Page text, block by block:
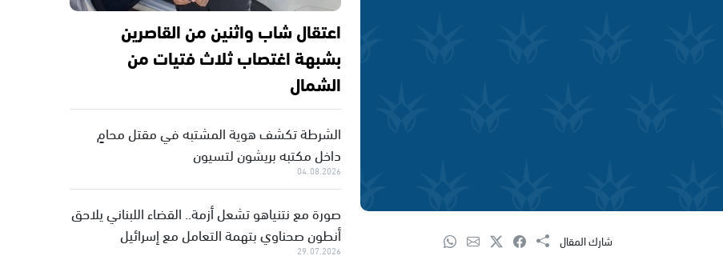
شارك المقال
اعتقال شاب واثنين من القاصرين
بشبهة اغتصاب ثلاث فتيات من
الشمال
الشرطة تكشف هوية المشتبه في مقتل محامٍ
داخل مكتبه بريشون لتسيون
04.08.2026
صورة مع نتنياهو تشعل أزمة.. القضاء اللبناني يلاحق
أنطون صحناوي بتهمة التعامل مع إسرائيل
29.07.2026